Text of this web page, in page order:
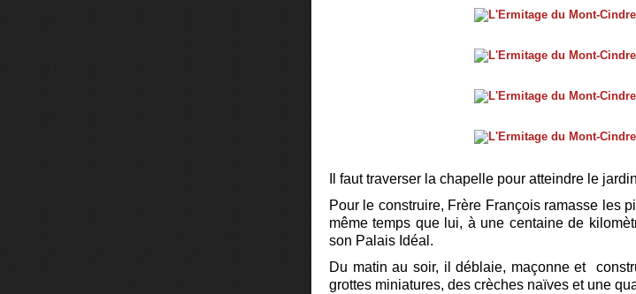
Il faut traverser la chapelle pour atteindre le
Pour le construire, Frère François ramasse les
même temps que lui, à une centaine de
son Palais Idéal.
Du matin au soir, il déblaie, maçonne et
grottes miniatures, des crèches naïves et une